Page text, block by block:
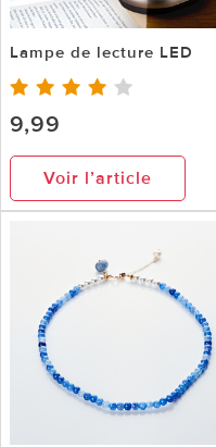
Lampe de lecture LED
9,99
Voir l’article